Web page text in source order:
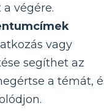
végére.
vagy
segíthet az
a témát,